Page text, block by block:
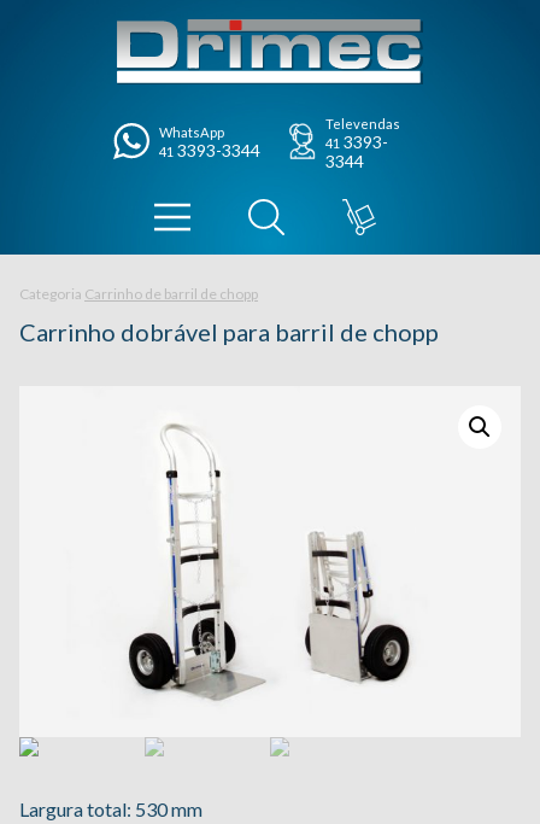
WhatsApp
41 3393-3344
Televendas
41 3393-
3344
Categoria Carrinho de barril de chopp
Carrinho dobrável para barril de chopp
Largura total: 530 mm